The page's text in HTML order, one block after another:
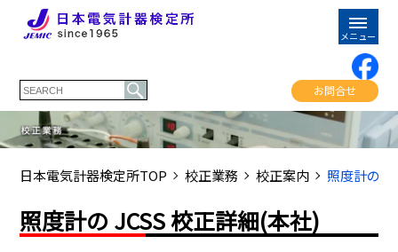
お問合せ
日本電気計器検定所TOP 校正業務 校正案内 照度計の
照度計の JCSS 校正詳細(本社)